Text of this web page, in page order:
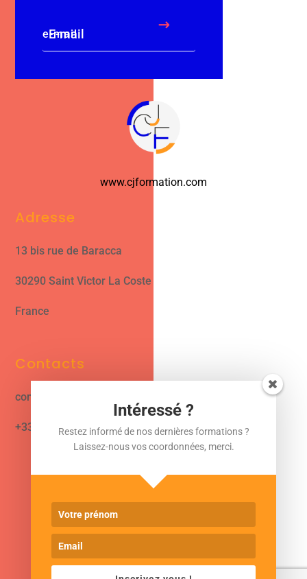
e-mail
$
www.cjformation.com
Adresse
13 bis rue de Baracca
30290 Saint Victor La Coste
France
Contacts
contact@cjformation.com
+33 (0)6.09.08.02.20
POLITIQUE DE CONFIDENTIALITÉ
Intéressé ?
Restez informé de nos dernières formations ?
Laissez-nous vos coordonnées, merci.